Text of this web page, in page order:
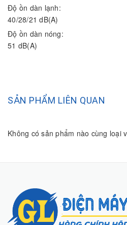
Độ ồn dàn lạnh:
40/28/21 dB(A)
Độ ồn dàn nóng:
51 dB(A)
SẢN PHẨM LIÊN QUAN
Không có sản phẩm nào cùng loại